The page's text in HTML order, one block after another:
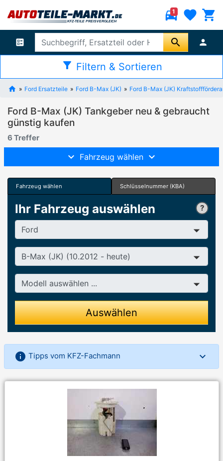
directions_car
1 favorite shopping_cart
ballot search person
filter_alt Filtern & Sortieren
Ford Ersatzteile Ford B-Max (JK) Ford B-Max (JK)
Ford B-Max (JK) Tankgeber neu & gebraucht
günstig kaufen
6 Treffer
Fahrzeug wählen
Fahrzeug wählen Schlüsselnummer (KBA)
Ihr Fahrzeug auswählen
Hersteller
Baureihe
Modell
Auswählen
info Tipps vom KFZ-Fachmann